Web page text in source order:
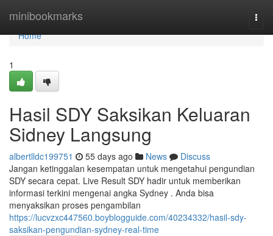
minibookmarks
Home
Home
1
Hasil SDY Saksikan Keluaran
Sidney Langsung
albertlldc199751 55 days ago News
Discuss
Jangan ketinggalan kesempatan untuk mengetahui pengundian
SDY secara cepat. Live Result SDY hadir untuk memberikan
informasi terkini mengenai angka Sydney . Anda bisa
menyaksikan proses pengambilan
https://lucvzxc447560.boyblogguide.com/40234332/hasil-sdy-
saksikan-pengundian-sydney-real-time